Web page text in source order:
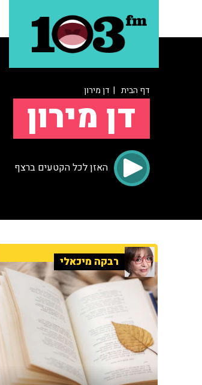
דף הבית | דן מירון
דן מירון
האזן לכל הקטעים ברצף
רבקה מיכאלי